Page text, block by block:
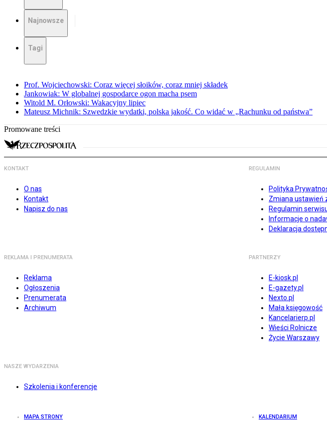
Najnowsze
Tagi
Prof. Wojciechowski: Coraz więcej słoików, coraz mniej składek
Jankowiak: W globalnej gospodarce ogon macha psem
Witold M. Orłowski: Wakacyjny lipiec
Mateusz Michnik: Szwedzkie wydatki, polska jakość. Co widać w „Rachunku od państwa”
Promowane treści
KONTAKT
O nas
Kontakt
Napisz do nas
REGULAMIN
Polityka
Zmiana ustawień
Regulamin
Informacje o
Deklaracja
REKLAMA I PRENUMERATA
Reklama
Ogłoszenia
Prenumerata
Archiwum
PARTNERZY
E-kiosk.pl
E-gazety.pl
Nexto.pl
Mała księgowość
Kancelarierp.pl
Wieści Rolnicze
Życie Warszawy
NASZE WYDARZENIA
Szkolenia i konferencje
MAPA STRONY KALENDARIUM